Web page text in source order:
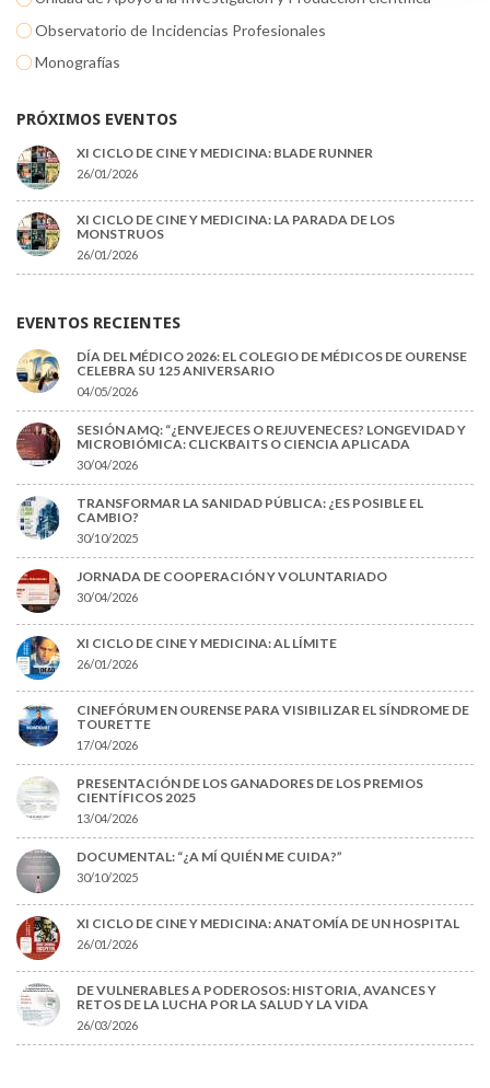
Observatorio de Incidencias Profesionales
Monografías
PRÓXIMOS EVENTOS
XI CICLO DE CINE Y MEDICINA: BLADE RUNNER
26/01/2026
XI CICLO DE CINE Y MEDICINA: LA PARADA DE LOS
MONSTRUOS
26/01/2026
EVENTOS RECIENTES
DÍA DEL MÉDICO 2026: EL COLEGIO DE MÉDICOS DE OURENSE
CELEBRA SU 125 ANIVERSARIO
04/05/2026
SESIÓN AMQ: “¿ENVEJECES O REJUVENECES? LONGEVIDAD Y
MICROBIÓMICA: CLICKBAITS O CIENCIA APLICADA
30/04/2026
TRANSFORMAR LA SANIDAD PÚBLICA: ¿ES POSIBLE EL
CAMBIO?
30/10/2025
JORNADA DE COOPERACIÓN Y VOLUNTARIADO
30/04/2026
XI CICLO DE CINE Y MEDICINA: AL LÍMITE
26/01/2026
CINEFÓRUM EN OURENSE PARA VISIBILIZAR EL SÍNDROME DE
TOURETTE
17/04/2026
PRESENTACIÓN DE LOS GANADORES DE LOS PREMIOS
CIENTÍFICOS 2025
13/04/2026
DOCUMENTAL: “¿A MÍ QUIÉN ME CUIDA?”
30/10/2025
XI CICLO DE CINE Y MEDICINA: ANATOMÍA DE UN HOSPITAL
26/01/2026
DE VULNERABLES A PODEROSOS: HISTORIA, AVANCES Y
RETOS DE LA LUCHA POR LA SALUD Y LA VIDA
26/03/2026